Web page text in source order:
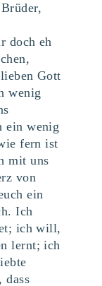
doch eh
Gott
wenig
ein wenig
fern ist
mit uns
von
ein
Ich
ich will,
lernt; ich
dass